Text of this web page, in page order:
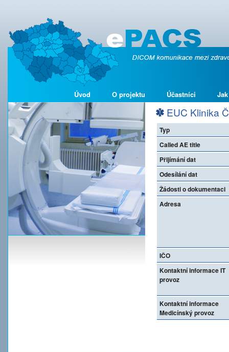
Úvod O projektu Účastníci
EUC Klinika
Typ
Called AE title
Přijímání dat
Odesílání dat
Žádosti o dokumentaci
Adresa
IČO
Kontaktní informace IT
provoz
Kontaktní informace
Medicínský provoz